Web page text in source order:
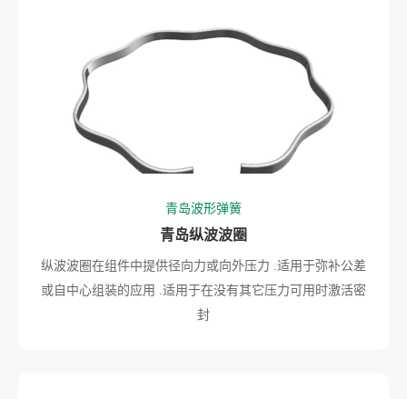
青岛波形弹簧
青岛纵波波圈
纵波波圈在组件中提供径向力或向外压力 .适用于弥补公差
或自中心组装的应用 .适用于在没有其它压力可用时激活密
封